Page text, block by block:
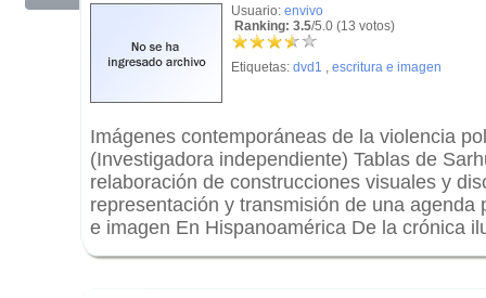
Usuario: envivo
Ranking: 3.5/5.0 (13 votos)
Etiquetas: dvd1 , escritura e imagen
Imágenes contemporáneas de la violencia
(Investigadora independiente) Tablas de
relaboración de construcciones visuales y
representación y transmisión de una agenda
e imagen En Hispanoamérica De la crónica